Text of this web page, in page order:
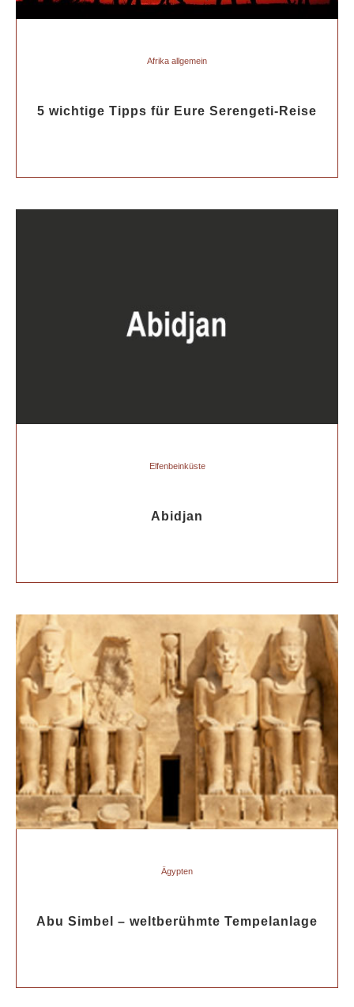
Afrika allgemein
5 wichtige Tipps für Eure Serengeti-Reise
Elfenbeinküste
Abidjan
Ägypten
Abu Simbel – weltberühmte Tempelanlage